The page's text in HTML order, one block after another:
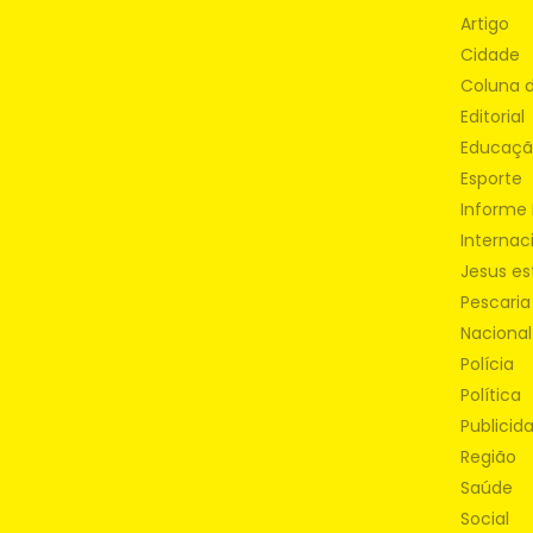
Artigo
Cidade
Coluna
Editorial
Esporte
Informe
Jesus
Pescaria
Nacional
Polícia
Política
Região
Saúde
Social